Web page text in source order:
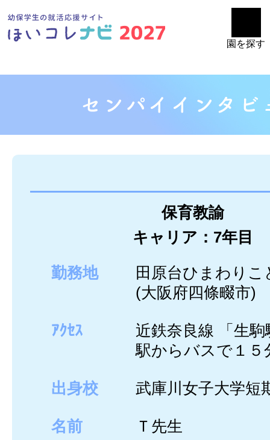
園を探す
保育教諭
キャリア：7年目
勤務地
田原台ひまわりこ
(大阪府四條畷市)
ｱｸｾｽ
近鉄奈良線 「生駒
駅からバスで１５
出身校 武庫川女子大学短
名前 Ｔ先生